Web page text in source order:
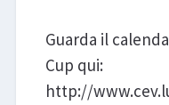
Guarda il
Cup qui:
http://